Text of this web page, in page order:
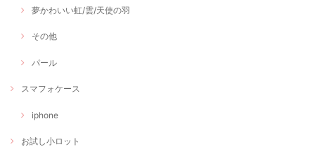
夢かわいい虹/雲/天使の羽
その他
パール
スマフォケース
iphone
お試し小ロット